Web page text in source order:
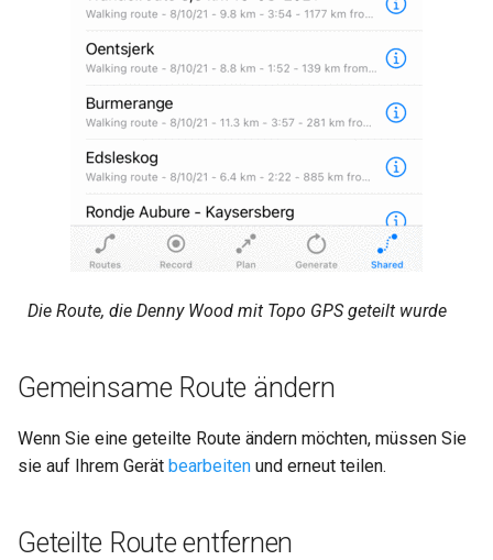
Die Route, die Denny Wood mit Topo GPS geteilt wurde
Gemeinsame Route ändern
Wenn Sie eine geteilte Route ändern möchten, müssen Sie
sie auf Ihrem Gerät bearbeiten und erneut teilen.
Geteilte Route entfernen